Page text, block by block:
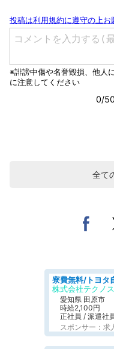
全て
株式会社テクノ
愛知県 田原市
時給2,100円
正社員 / 派遣社
スポンサー：求